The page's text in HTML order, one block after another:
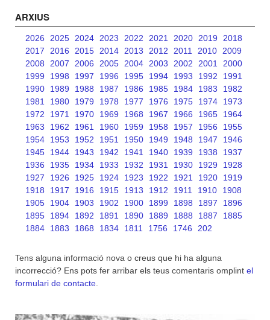
ARXIUS
2026 2025 2024 2023 2022 2021 2020 2019
2018
2017
2016 2015 2014 2013 2012 2011 2010 2009
2008
2007 2006 2005 2004 2003 2002 2001
2000
1999
1998 1997 1996 1995 1994 1993 1992
1991
1990
1989 1988 1987 1986 1985 1984 1983
1982
1981
1980 1979 1978 1977 1976 1975 1974
1973
1972
1971 1970 1969 1968 1967 1966 1965
1964
1963
1962 1961 1960 1959 1958 1957 1956
1955
1954
1953 1952 1951 1950 1949 1948 1947
1946
1945
1944 1943 1942 1941 1940 1939 1938
1937
1936
1935 1934 1933 1932 1931 1930 1929
1928
1927
1926 1925 1924 1923 1922 1921 1920
1919
1918
1917 1916 1915 1913 1912 1911 1910
1908
1905
1904 1903 1902 1900 1899 1898 1897
1896
1895
1894 1892 1891 1890 1889 1888 1887
1885
1884
1883 1868 1834 1811 1756 1746 202
Tens alguna informació nova o creus que hi ha alguna
incorrecció? Ens pots fer arribar els teus comentaris omplint el
formulari de contacte.